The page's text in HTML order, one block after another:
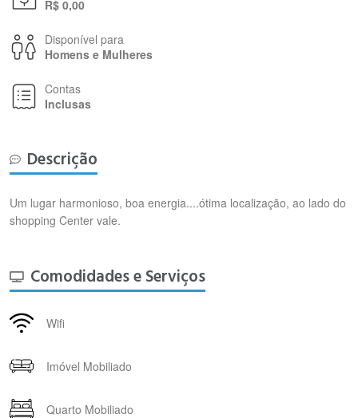
R$ 0,00
Disponível para
Homens e Mulheres
Contas
Inclusas
Descrição
Um lugar harmonioso, boa energia....ótima localização, ao lado do
shopping Center vale.
Comodidades e Serviços
Wifi
Imóvel Mobiliado
Quarto Mobiliado